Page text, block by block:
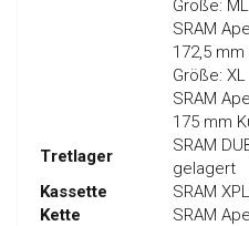
Größe:
SRAM
172,5
Größe: XL
SRAM
175 mm
Tretlager
SRAM
gelagert
Kassette
SRAM
Kette
SRAM